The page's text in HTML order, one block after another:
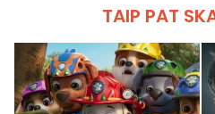
TAIP PAT